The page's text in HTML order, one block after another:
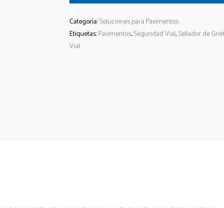
Categoría:Soluciones para Pavimentos
Etiquetas:Pavimentos,Seguridad Vial,Sellador de
Vial